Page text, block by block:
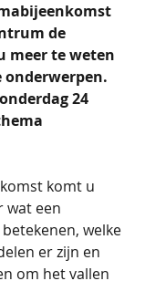
de
meer te weten
onderwerpen.
24
komt u
wat een
welke
er zijn en
om het vallen